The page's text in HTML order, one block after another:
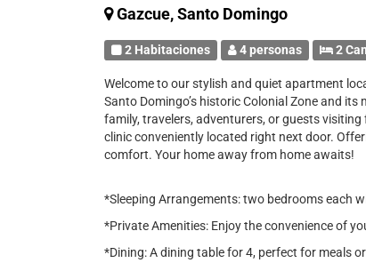
Gazcue, Santo Domingo
2 Habitaciones 4 personas 2
Welcome to our stylish and quiet apartment
Santo Domingo’s historic Colonial Zone and
family, travelers, adventurers, or guests
clinic conveniently located right next door.
comfort. Your home away from home awaits!
*Sleeping Arrangements: two bedrooms each
*Private Amenities: Enjoy the convenience of
*Dining: A dining table for 4, perfect for meals